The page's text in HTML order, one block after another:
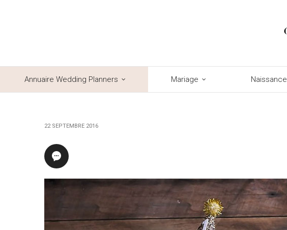
Annuaire Wedding Planners Mariage Naissance
22 SEPTEMBRE 2016